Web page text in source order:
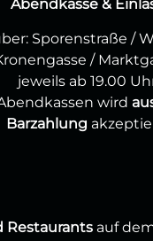
Abendkasse &
Sporenstraße /
/
jeweils ab 19.00
wird
Barzahlung
Restaurants auf